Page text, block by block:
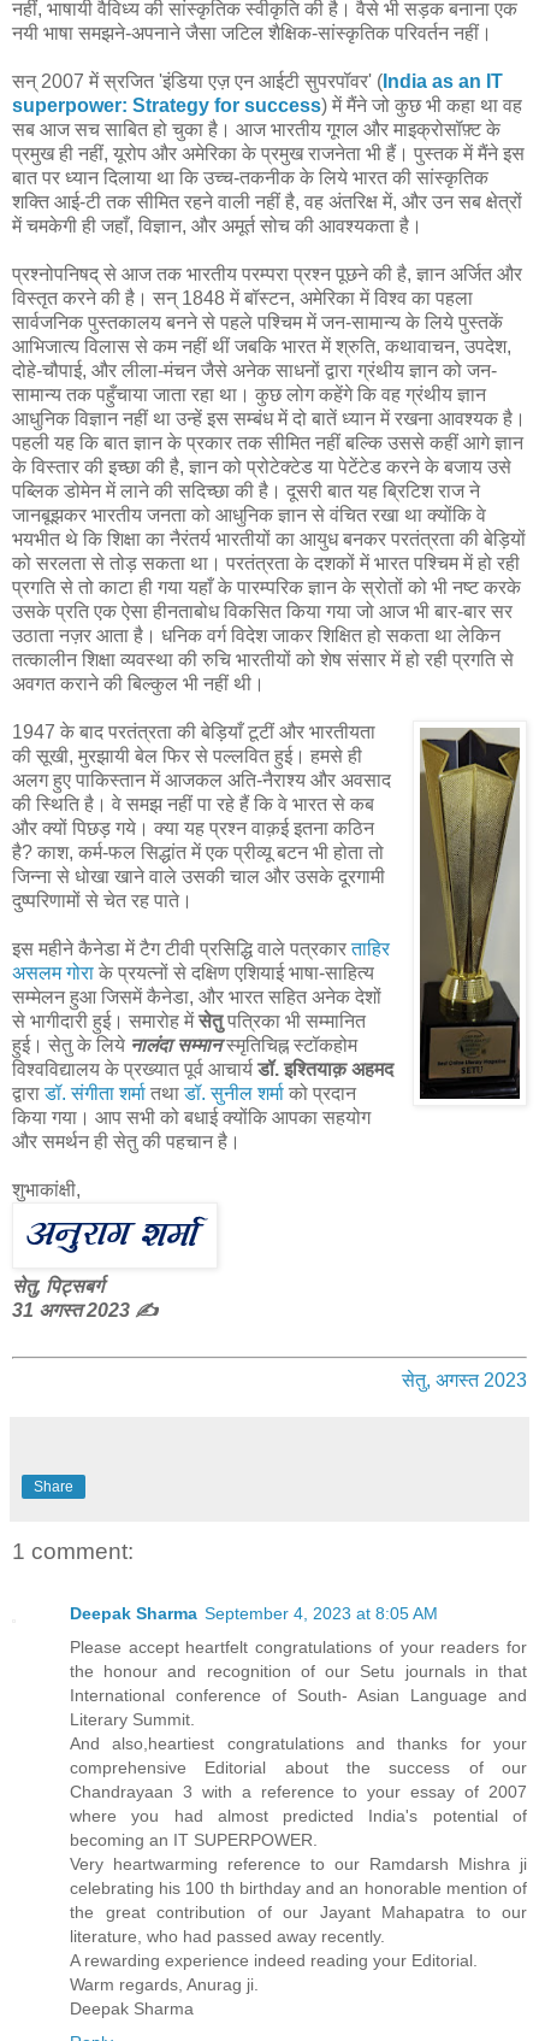
नहीं, भाषायी वैविध्य की सांस्कृतिक स्वीकृति की है। वैसे भी सड़क बनाना एक
नयी भाषा समझने-अपनाने जैसा जटिल शैक्षिक-सांस्कृतिक परिवर्तन नहीं।
सन् 2007 में स्रजित 'इंडिया एज़ एन आईटी सुपरपॉवर' ( India as an IT
superpower: Strategy for success) में मैंने जो कुछ भी कहा था वह
सब आज सच साबित हो चुका है। आज भारतीय गूगल और माइक्रोसॉफ़्ट के
प्रमुख ही नहीं, यूरोप और अमेरिका के प्रमुख राजनेता भी हैं। पुस्तक में मैंने इस
बात पर ध्यान दिलाया था कि उच्च-तकनीक के लिये भारत की सांस्कृतिक
शक्ति आई-टी तक सीमित रहने वाली नहीं है, वह अंतरिक्ष में, और उन सब क्षेत्रों
में चमकेगी ही जहाँ, विज्ञान, और अमूर्त सोच की आवश्यकता है।
प्रश्नोपनिषद् से आज तक भारतीय परम्परा प्रश्न पूछने की है, ज्ञान अर्जित और
विस्तृत करने की है। सन् 1848 में बॉस्टन, अमेरिका में विश्व का पहला
सार्वजनिक पुस्तकालय बनने से पहले पश्चिम में जन-सामान्य के लिये पुस्तकें
आभिजात्य विलास से कम नहीं थीं जबकि भारत में श्रुति, कथावाचन, उपदेश,
दोहे-चौपाई, और लीला-मंचन जैसे अनेक साधनों द्वारा ग्रंथीय ज्ञान को जन-
सामान्य तक पहुँचाया जाता रहा था। कुछ लोग कहेंगे कि वह ग्रंथीय ज्ञान
आधुनिक विज्ञान नहीं था उन्हें इस सम्बंध में दो बातें ध्यान में रखना आवश्यक है।
पहली यह कि बात ज्ञान के प्रकार तक सीमित नहीं बल्कि उससे कहीं आगे ज्ञान
के विस्तार की इच्छा की है, ज्ञान को प्रोटेक्टेड या पेटेंटेड करने के बजाय उसे
पब्लिक डोमेन में लाने की सदिच्छा की है। दूसरी बात यह ब्रिटिश राज ने
जानबूझकर भारतीय जनता को आधुनिक ज्ञान से वंचित रखा था क्योंकि वे
भयभीत थे कि शिक्षा का नैरंतर्य भारतीयों का आयुध बनकर परतंत्रता की बेड़ियों
को सरलता से तोड़ सकता था। परतंत्रता के दशकों में भारत पश्चिम में हो रही
प्रगति से तो काटा ही गया यहाँ के पारम्परिक ज्ञान के स्रोतों को भी नष्ट करके
उसके प्रति एक ऐसा हीनताबोध विकसित किया गया जो आज भी बार-बार सर
उठाता नज़र आता है। धनिक वर्ग विदेश जाकर शिक्षित हो सकता था लेकिन
तत्कालीन शिक्षा व्यवस्था की रुचि भारतीयों को शेष संसार में हो रही प्रगति से
अवगत कराने की बिल्कुल भी नहीं थी।
1947 के बाद परतंत्रता की बेड़ियाँ टूटीं और भारतीयता
की सूखी, मुरझायी बेल फिर से पल्लवित हुई। हमसे ही
अलग हुए पाकिस्तान में आजकल अति-नैराश्य और अवसाद
की स्थिति है। वे समझ नहीं पा रहे हैं कि वे भारत से कब
और क्यों पिछड़ गये। क्या यह प्रश्न वाक़ई इतना कठिन
है? काश, कर्म-फल सिद्धांत में एक प्रीव्यू बटन भी होता तो
जिन्ना से धोखा खाने वाले उसकी चाल और उसके दूरगामी
दुष्परिणामों से चेत रह पाते।
इस महीने कैनेडा में टैग टीवी प्रसिद्धि वाले पत्रकारताहिर
असलम गोरा के प्रयत्नों से दक्षिण एशियाई भाषा-साहित्य
सम्मेलन हुआ जिसमें कैनेडा, और भारत सहित अनेक देशों
से भागीदारी हुई। समारोह मेंसेतुपत्रिका भी सम्मानित
हुई। सेतु के लिये नालंदा सम्मानस्मृतिचिह्न स्टॉकहोम
विश्वविद्यालय के प्रख्यात पूर्व आचार्यडॉ. इश्तियाक़ अहमद
द्वाराडॉ. संगीता शर्मा तथाडॉ. सुनील शर्मा को प्रदान
किया गया। आप सभी को बधाई क्योंकि आपका सहयोग
और समर्थन ही सेतु की पहचान है।
शुभाकांक्षी,
सेतु, पिट्सबर्ग
31 अगस्त 2023 ✍️
सेतु, अगस्त 2023
Share
1 comment:
Deepak Sharma September 4, 2023 at 8:05 AM
Please accept heartfelt congratulations of your readers for
the honour and recognition of our Setu journals in that
International conference of South- Asian Language and
Literary Summit.
And also,heartiest congratulations and thanks for your
comprehensive Editorial about the success of our
Chandrayaan 3 with a reference to your essay of 2007
where you had almost predicted India's potential of
becoming an IT SUPERPOWER.
Very heartwarming reference to our Ramdarsh Mishra ji
celebrating his 100 th birthday and an honorable mention of
the great contribution of our Jayant Mahapatra to our
literature, who had passed away recently.
A rewarding experience indeed reading your Editorial.
Warm regards, Anurag ji.
Deepak Sharma